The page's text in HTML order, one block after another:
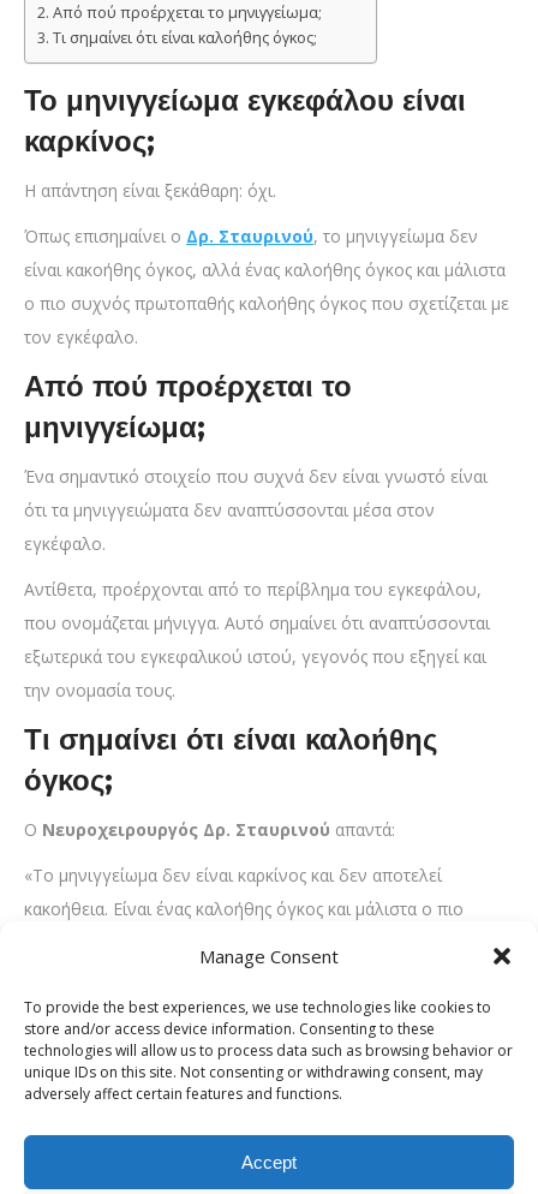
Manage Consent
To provide the best experiences, we use technologies like cookies to
store and/or access device information. Consenting to these
technologies will allow us to process data such as browsing behavior or
unique IDs on this site. Not consenting or withdrawing consent, may
adversely affect certain features and functions.
Accept
Από πού προέρχεται το μηνιγγείωμα;
Τι σημαίνει ότι είναι καλοήθης όγκος;
Το μηνιγγείωμα εγκεφάλου είναι
καρκίνος;
Η απάντηση είναι ξεκάθαρη: όχι.
Όπως επισημαίνει ο Δρ. Σταυρινού, το μηνιγγείωμα δεν
είναι κακοήθης όγκος, αλλά ένας καλοήθης όγκος και μάλιστα
ο πιο συχνός πρωτοπαθής καλοήθης όγκος που σχετίζεται με
τον εγκέφαλο.
Από πού προέρχεται το
μηνιγγείωμα;
Ένα σημαντικό στοιχείο που συχνά δεν είναι γνωστό είναι
ότι τα μηνιγγειώματα δεν αναπτύσσονται μέσα στον
εγκέφαλο.
Αντίθετα, προέρχονται από το περίβλημα του εγκεφάλου,
που ονομάζεται μήνιγγα. Αυτό σημαίνει ότι αναπτύσσονται
εξωτερικά του εγκεφαλικού ιστού, γεγονός που εξηγεί και
την ονομασία τους.
Τι σημαίνει ότι είναι καλοήθης
όγκος;
Ο Νευροχειρουργός Δρ. Σταυρινού απαντά:
«Το μηνιγγείωμα δεν είναι καρκίνος και δεν αποτελεί
κακοήθεια. Είναι ένας καλοήθης όγκος και μάλιστα ο πιο
Επιπλέον, δεν αναπτύσσεται μέσα στον εγκέφαλο, αλλά από
το περίβλημά του, τη μήνιγγα. Αυτός είναι και ο λόγος που
ονομάζεται μηνιγγείωμα.»
Διαβάστε περισσότερα για το μηνιγγείωμα εγκεφάλου, τα
αίτια και τα συμπτώματα του εδω:Μηνιγγίωμα: Τι Είναι, Ποια